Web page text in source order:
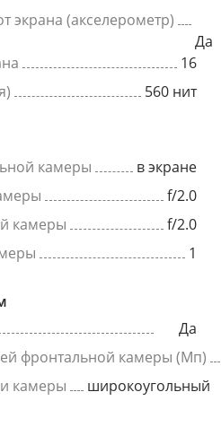
экрана (акселерометр)
Да
16
560 нит
камеры
в экране
f/2.0
камеры
f/2.0
1
Да
фронтальной камеры (Мп)
камеры
широкоугольный